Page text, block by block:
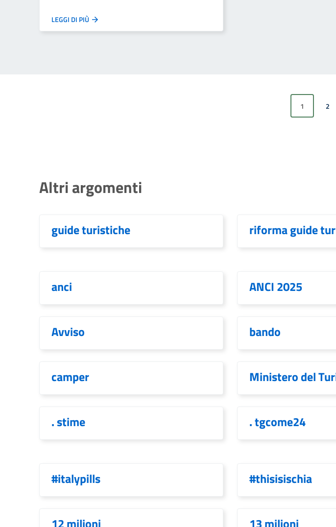
LEGGI DI PIÙ
1 2
Altri argomenti
guide turistiche riforma guide
anci ANCI 2025
Avviso bando
camper Ministero del
. stime . tgcome24
#italypills #thisisischia